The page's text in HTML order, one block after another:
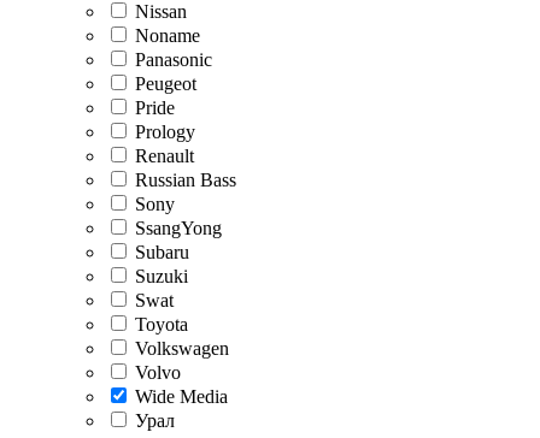
Nissan
Noname
Panasonic
Peugeot
Pride
Prology
Renault
Russian Bass
Sony
SsangYong
Subaru
Suzuki
Swat
Toyota
Volkswagen
Volvo
Wide Media
Урал